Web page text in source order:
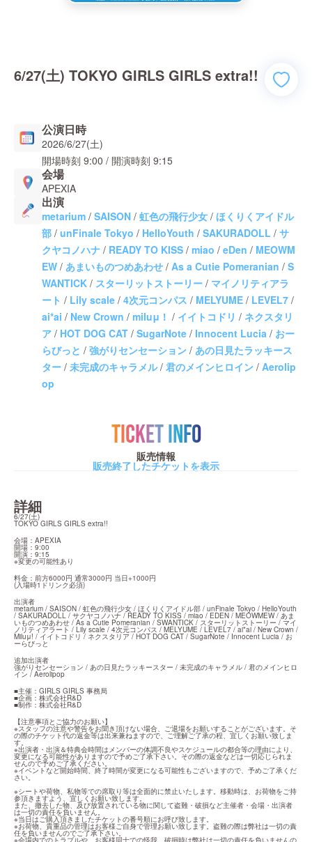
6/27(土) TOKYO GIRLS GIRLS extra!!
公演日時
2026/6/27(土)
開場時刻 9:00 / 開演時刻 9:15
会場
APEXIA
出演
metarium / SAISON / 虹色の飛行少女 / ほくりくアイドル
部 / unFinale Tokyo / HelloYouth / SAKURADOLL / サ
クヤコノハナ / READY TO KISS / miao / eDen / MEOWM
EW / あまいものつめあわせ / As a Cutie Pomeranian / S
WANTICK / スターリットストーリー / マイノリティアラ
ート / Lily scale / 4次元コンパス / MELYUME / LEVEL7 /
ai*ai / New Crown / miluμ！ / イイトコドリ / ネクスタリ
ア / HOT DOG CAT / SugarNote / Innocent Lucia / おー
らびっと / 強がりセンセーション / あの日見たラッキース
ター / 未完成のキャラメル/ 君のメインヒロイン / Aerolip
op
TICKET INFO
販売情報
販売終了したチケットを表示
詳細
6/27(土)
TOKYO GIRLS GIRLS extra!!
会場：APEXIA
開場：9:00
開演：9:15
※変更の可能性あり
料金：前方6000円 通常3000円 当日+1000円
(入場時1ドリンク必須)
出演者
metarium / SAISON / 虹色の飛行少女 / ほくりくアイドル部 / unFinale Tokyo / HelloYouth
/ SAKURADOLL / サクヤコノハナ / READY TO KISS / miao / EDEN / MEOWMEW / あま
いものつめあわせ / As a Cutie Pomeranian / SWANTICK / スターリットストーリー / マイ
ノリティアラート / Lily scale / 4次元コンパス / MELYUME / LEVEL7 / ai*ai / New Crown /
Miluμ! / イイトコドリ / ネクスタリア / HOT DOG CAT / SugarNote / Innocent Lucia / お
ーらびっと
追加出演者
強がりセンセーション / あの日見たラッキースター / 未完成のキャラメル / 君のメインヒロ
イン / Aerolipop
■主催：GIRLS GIRLS 事務局
■企画：株式会社R&D
■制作：株式会社R&D
【注意事項とご協力のお願い】
※スタッフの注意や警告をお聞き頂けない場合、ご退場をお願いすることがございます。そ
の際のチケット代の返金等は出来兼ねますので、ご理解ご了承の程、宜しくお願い致しま
す。
※出演者・出演＆特典会時間はメンバーの体調不良やスケジュールの都合等の理由により、
変更になる可能性がありますので予めご了承下さい。その際の返金などは一切応じられま
せんので予めご了承ください。
※イベントなど開始時間、終了時間が変更になる可能性もございますので、予めご了承くだ
さい。
※シートや荷物、私物等での席取り等は全面的に禁止いたします。移動時は、お荷物をご持
参頂きますよう、宜しくお願い致します。
また、撤去した物、及び放置されている物に関して盗難・破損など主催者・会場・出演者
は一切の責任を負いません。
※当日はご購入頂きましたチケットの番号順にお呼び致します。
※お荷物、貴重品の管理はお客様ご自身で管理お願い致します。盗難の際は弊社は一切の責
任を負いませんのでご了承下さい。
※会場内でのトラブルや、お客様同士での怪我、破損時は弊社は一切の責任を負いませんの